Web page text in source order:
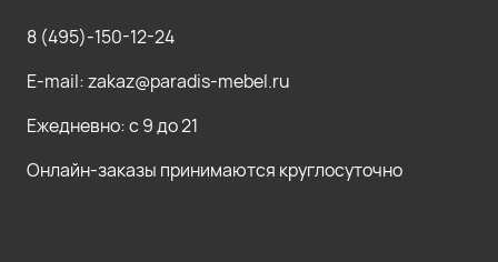
8 (495)-150-12-24
E-mail: zakaz@paradis-mebel.ru
Ежедневно: с 9 до 21
Онлайн-заказы принимаются круглосуточно